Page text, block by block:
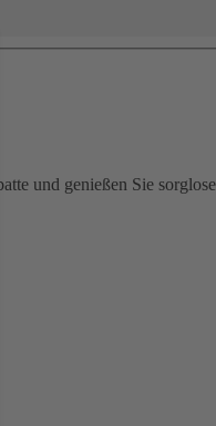
und genießen Sie